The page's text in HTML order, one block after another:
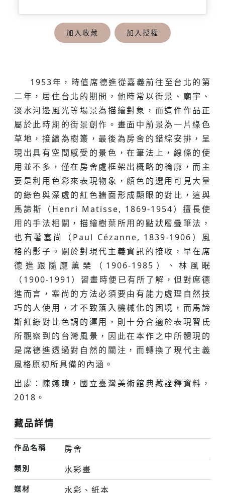
加入收藏 加入授權
1953年，時值席德進從嘉義前往至台北的第
二年，居住台北的期間，他時常以街景、廟宇、
淡水河邊風光等場景為描繪對象，而這件作品正
屬於此時期的街景創作。畫面中前景為一片綠色
草地，接續為樹叢，最後為房舍的錯綜安排，呈
現出具有空間感受的景色，在筆法上，線條的使
用並不多，僅在房舍處框架出概略的輪廓，而主
要是利用色彩來表現物象，顏色的選用可見大量
的綠色與深處的紅色牆面形成顯眼的對比，這與
馬諦斯（Henri Matisse, 1869-1954）擅長使
用的手法相關，描繪樹葉所用的點狀層疊筆法，
也有著塞尚（Paul Cézanne, 1839-1906）風
格的影子。關於對現代主義資訊的接收，早在席
德進跟隨龐薫琹（1906-1985）、林風眠
（1900-1991）習畫時便已有所了解，但對席德
進而言，塞尚的方法必須要由有能力處理自然技
巧的人使用，才不致落入機械化的困境，而馬諦
斯紅綠對比色調的運用，則十分合適於表現習氏
所觀察到的台灣風景，因此在本作之中所體現的
是席德進透過對自然的關注，而轉換了現代主義
風格原初所具備的內涵。
出處：陳嬿晴，國立臺灣美術館典藏詮釋資料，
2018。
藏品詳情
作品名稱 房舍
類別 水彩畫
媒材 水彩、紙本